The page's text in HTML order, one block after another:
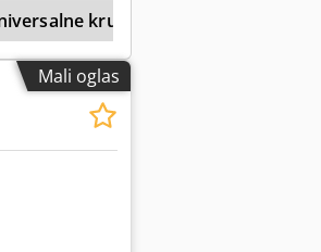
kružne brusilice sa
Mali oglas